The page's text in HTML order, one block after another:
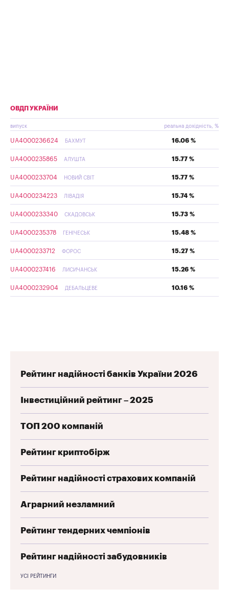
ОВДП УКРАЇНИ
випуск реальна дохідність, %
UA4000236624 БАХМУТ 16.06 %
UA4000235865 АЛУШТА 15.77 %
UA4000233704 НОВИЙ СВІТ 15.77 %
UA4000234223 ЛІВАДІЯ 15.74 %
UA4000233340 СКАДОВСЬК 15.73 %
UA4000235378 ГЕНІЧЕСЬК 15.48 %
UA4000233712 ФОРОС 15.27 %
UA4000237416 ЛИСИЧАНСЬК 15.26 %
UA4000232904 ДЕБАЛЬЦЕВЕ 10.16 %
Рейтинг надійності банків України 2026
Інвестиційний рейтинг – 2025
ТОП 200 компаній
Рейтинг криптобірж
Рейтинг надійності страхових компаній
Аграрний незламний
Рейтинг тендерних чемпіонів
Рейтинг надійності забудовників
УСІ РЕЙТИНГИ